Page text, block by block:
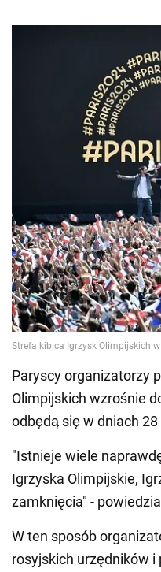
Paryscy organizatorzy
Olimpijskich wzrośnie
odbędą się w dniach
"Istnieje wiele
Igrzyska Olimpijskie,
zamknięcia" -
W ten sposób
rosyjskich urzędników